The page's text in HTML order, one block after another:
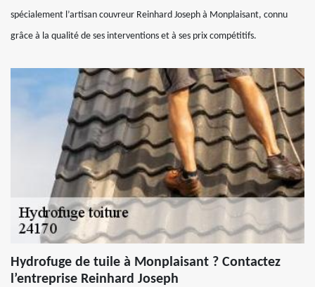
spécialement l’artisan couvreur Reinhard Joseph à Monplaisant, connu
grâce à la qualité de ses interventions et à ses prix compétitifs.
Hydrofuge de tuile à Monplaisant ? Contactez
l’entreprise Reinhard Joseph